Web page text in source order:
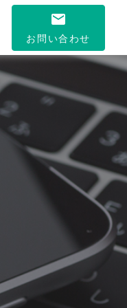
mail
お問い合わせ